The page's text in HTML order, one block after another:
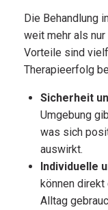
Die Behandlung
weit mehr als
Vorteile sind
Therapieerfolg
Sicherheit
Umgebung
was sich
auswirkt.
Individuelle
können
Alltag